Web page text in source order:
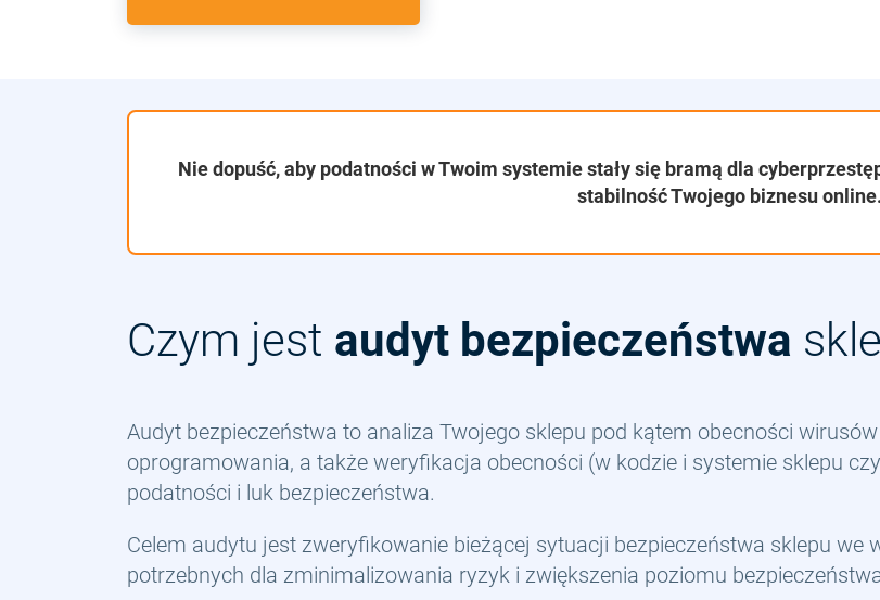
Nie dopuść, aby podatności w Twoim systemie stały się bramą dla
stabilność Twojego biznesu online.
Czym jest audyt bezpieczeństwa
Audyt bezpieczeństwa to analiza Twojego sklepu pod kątem obecności
oprogramowania, a także weryfikacja obecności (w kodzie i systemie sklepu
podatności i luk bezpieczeństwa.
Celem audytu jest zweryfikowanie bieżącej sytuacji bezpieczeństwa sklepu
potrzebnych dla zminimalizowania ryzyk i zwiększenia poziomu